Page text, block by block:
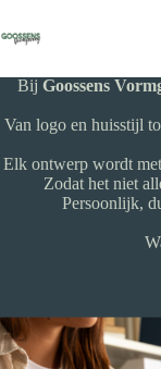
de
Bij Goossens
Van logo en huisstijl
Elk ontwerp wordt
Zodat het niet
Persoonlijk,